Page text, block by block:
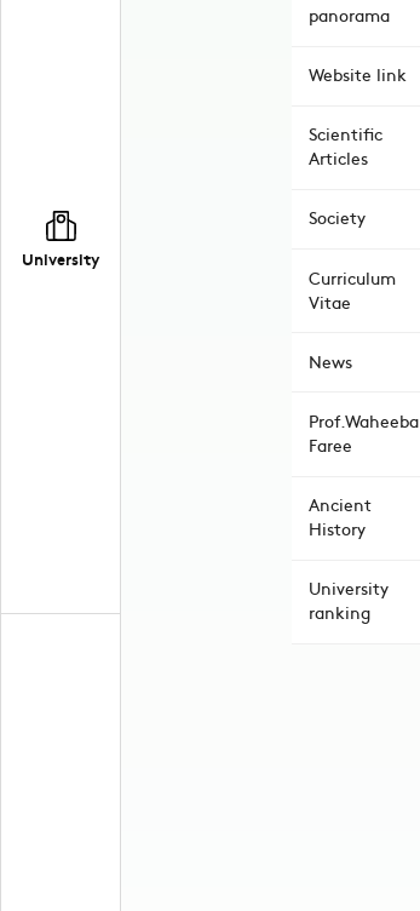
University
panorama
Website link
Scientific
Articles
Society
Curriculum
Vitae
News
Prof.Waheeba
Faree
Ancient
History
University
ranking